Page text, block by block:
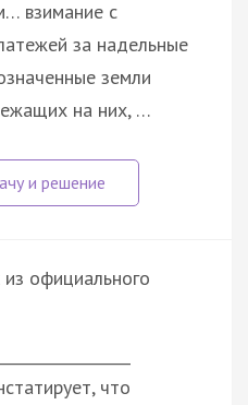
взимание с
за надельные
земли
на них, …
официального
что